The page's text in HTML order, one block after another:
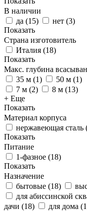
В наличии
да (15) нет (3)
Показать
Страна изготовитель
Италия (18)
Показать
Макс. глубина
35 м (1) 50 м (1)
7 м (2) 8 м (13)
+ Еще
Показать
Материал корпуса
нержавеющая сталь
Показать
Питание
1-фазное (18)
Показать
Назначение
бытовые (18)
для абиссинской
дачи (18) для дома (